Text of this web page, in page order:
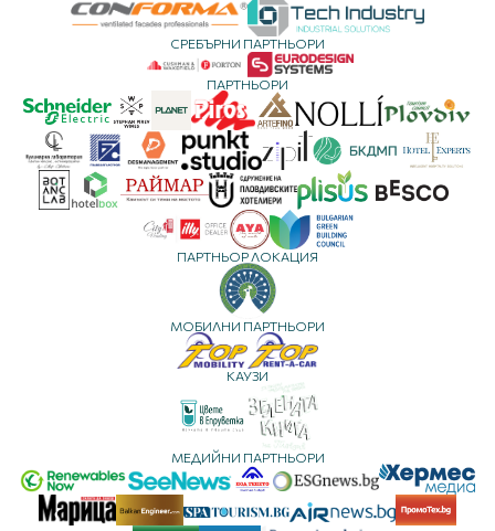
СРЕБЪРНИ ПАРТНЬОРИ
ПАРТНЬОРИ
ПАРТНЬОР ЛОКАЦИЯ
МОБИЛНИ ПАРТНЬОРИ
КАУЗИ
МЕДИЙНИ ПАРТНЬОРИ